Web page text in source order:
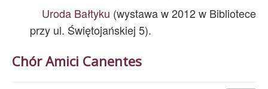
Uroda Bałtyku (wystawa w 2012 w Bibliotece
przy ul. Świętojańskiej 5).
Chór Amici Canentes